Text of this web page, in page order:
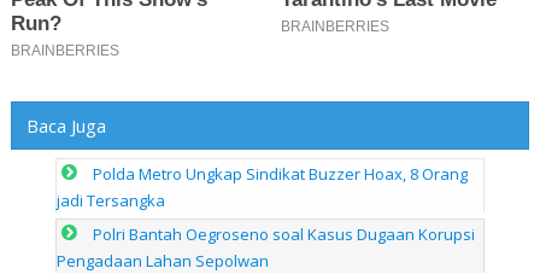
Baca Juga
Polda Metro Ungkap Sindikat Buzzer Hoax, 8 Orang
jadi Tersangka
Polri Bantah Oegroseno soal Kasus Dugaan Korupsi
Pengadaan Lahan Sepolwan